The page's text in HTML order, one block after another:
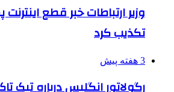
وزیر ارتباطات خبر قطع
تکذیب کرد
3 هفته پیش
رگولاتور انگلیس درباره تیک